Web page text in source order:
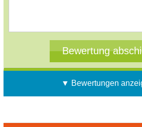
▼ Bewertungen